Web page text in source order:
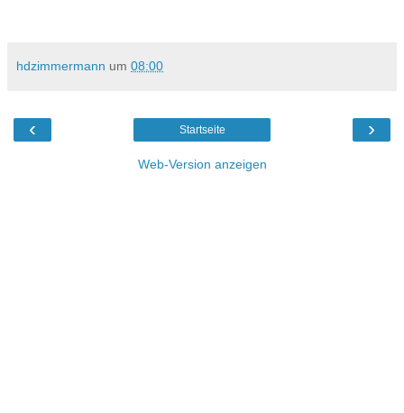
hdzimmermann um 08:00
‹ ›
Startseite
Web-Version anzeigen